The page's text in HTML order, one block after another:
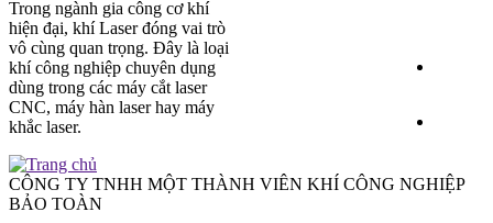
Trong ngành gia công cơ khí
hiện đại, khí Laser đóng vai trò
vô cùng quan trọng. Đây là loại
khí công nghiệp chuyên dụng
dùng trong các máy cắt laser
CNC, máy hàn laser hay máy
khắc laser.
CÔNG TY TNHH MỘT THÀNH VIÊN KHÍ CÔNG NGHIỆP
BẢO TOÀN